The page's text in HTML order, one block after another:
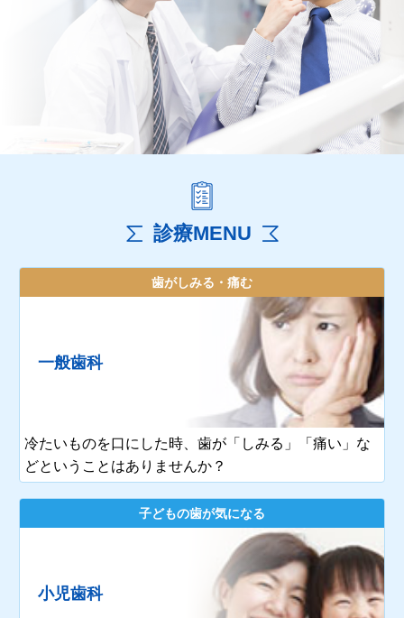
診療MENU
歯がしみる・痛む
一般歯科
冷たいものを口にした時、歯が「しみる」「痛い」な
どということはありませんか？
子どもの歯が気になる
小児歯科